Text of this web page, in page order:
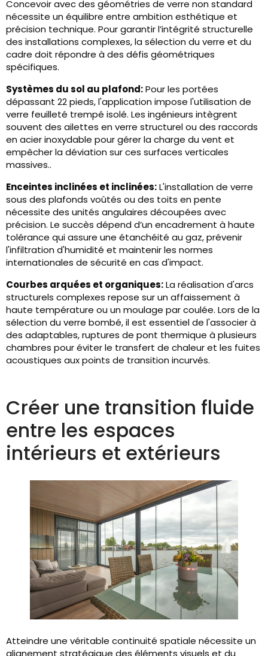
Concevoir avec des géométries de verre non standard
nécessite un équilibre entre ambition esthétique et
précision technique. Pour garantir l’intégrité structurelle
des installations complexes, la sélection du verre et du
cadre doit répondre à des défis géométriques
spécifiques.
Systèmes du sol au plafond:Pour les portées
dépassant 22 pieds, l'application impose l'utilisation de
verre feuilleté trempé isolé. Les ingénieurs intègrent
souvent des ailettes en verre structurel ou des raccords
en acier inoxydable pour gérer la charge du vent et
empêcher la déviation sur ces surfaces verticales
massives..
Enceintes inclinées et inclinées:L'installation de verre
sous des plafonds voûtés ou des toits en pente
nécessite des unités angulaires découpées avec
précision. Le succès dépend d’un encadrement à haute
tolérance qui assure une étanchéité au gaz, prévenir
l'infiltration d'humidité et maintenir les normes
internationales de sécurité en cas d'impact.
Courbes arquées et organiques:La réalisation d'arcs
structurels complexes repose sur un affaissement à
haute température ou un moulage par coulée. Lors de la
sélection du verre bombé, il est essentiel de l'associer à
des adaptables, ruptures de pont thermique à plusieurs
chambres pour éviter le transfert de chaleur et les fuites
acoustiques aux points de transition incurvés.
Créer une transition fluide
entre les espaces
intérieurs et extérieurs
Atteindre une véritable continuité spatiale nécessite un